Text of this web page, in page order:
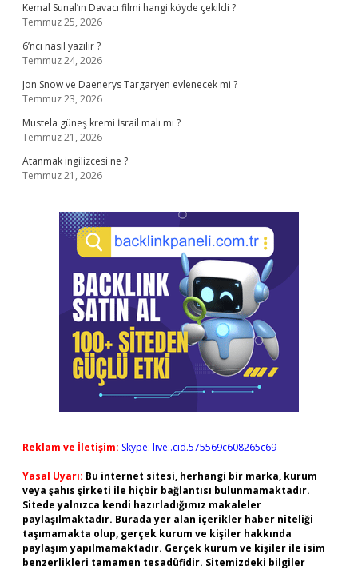
Kemal Sunal’ın Davacı filmi hangi köyde çekildi ?
Temmuz 25, 2026
6’ncı nasıl yazılır ?
Temmuz 24, 2026
Jon Snow ve Daenerys Targaryen evlenecek mi ?
Temmuz 23, 2026
Mustela güneş kremi İsrail malı mı ?
Temmuz 21, 2026
Atanmak ingilizcesi ne ?
Temmuz 21, 2026
Reklam ve İletişim: Skype: live:.cid.575569c608265c69
Yasal Uyarı: Bu internet sitesi, herhangi bir marka, kurum
veya şahıs şirketi ile hiçbir bağlantısı bulunmamaktadır.
Sitede yalnızca kendi hazırladığımız makaleler
paylaşılmaktadır. Burada yer alan içerikler haber niteliği
taşımamakta olup, gerçek kurum ve kişiler hakkında
paylaşım yapılmamaktadır. Gerçek kurum ve kişiler ile isim
benzerlikleri tamamen tesadüfidir. Sitemizdeki bilgiler